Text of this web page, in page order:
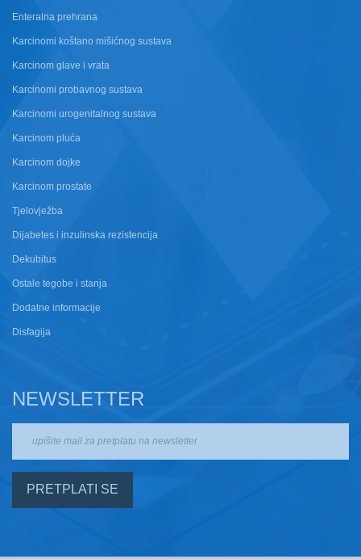
Enteralna prehrana
Karcinomi koštano mišićnog sustava
Karcinom glave i vrata
Karcinomi probavnog sustava
Karcinomi urogenitalnog sustava
Karcinom pluća
Karcinom dojke
Karcinom prostate
Tjelovježba
Dijabetes i inzulinska rezistencija
Dekubitus
Ostale tegobe i stanja
Dodatne informacije
Disfagija
NEWSLETTER
PRETPLATI SE